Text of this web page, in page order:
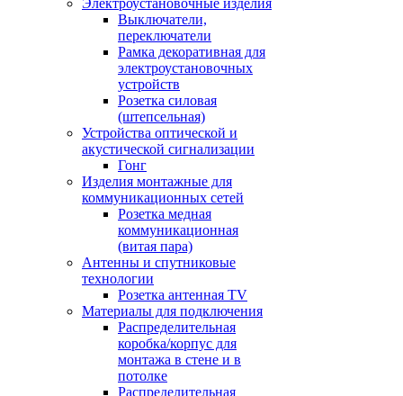
Электроустановочные изделия
Выключатели,
переключатели
Рамка декоративная для
электроустановочных
устройств
Розетка силовая
(штепсельная)
Устройства оптической и
акустической сигнализации
Гонг
Изделия монтажные для
коммуникационных сетей
Розетка медная
коммуникационная
(витая пара)
Антенны и спутниковые
технологии
Розетка антенная TV
Материалы для подключения
Распределительная
коробка/корпус для
монтажа в стене и в
потолке
Распределительная